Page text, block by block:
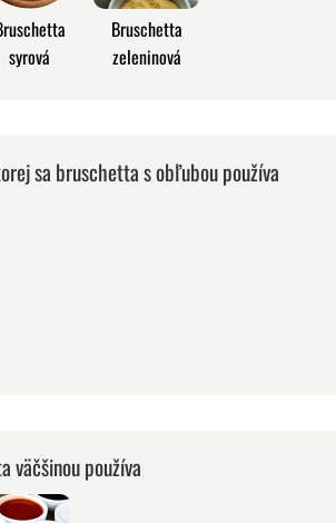
syrová
Bruschetta
zeleninová
sa bruschetta s obľubou používa
väčšinou používa